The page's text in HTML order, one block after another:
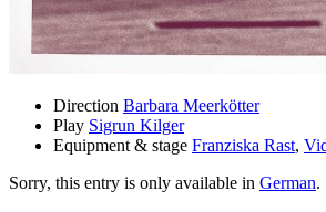
Direction Barbara Meerkötter
Play Sigrun Kilger
Equipment & stage Franziska Rast,
Sorry, this entry is only available in German.